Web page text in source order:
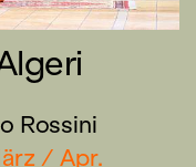
Rossini
/ Apr.